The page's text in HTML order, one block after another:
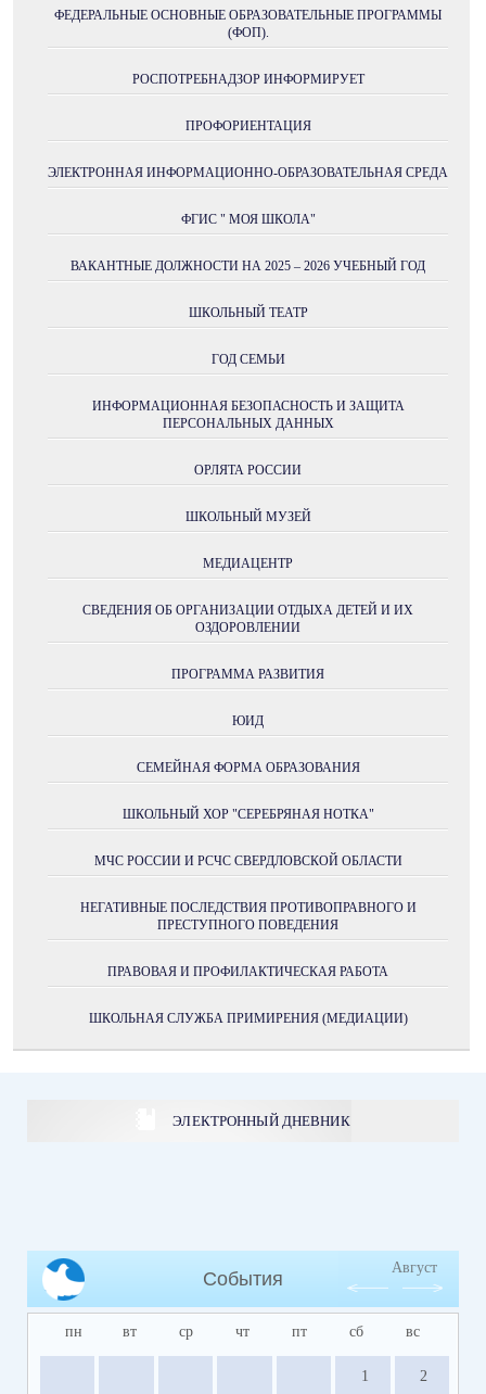
ФЕДЕРАЛЬНЫЕ ОСНОВНЫЕ ОБРАЗОВАТЕЛЬНЫЕ ПРОГРАММЫ
(ФОП).
РОСПОТРЕБНАДЗОР ИНФОРМИРУЕТ
ПРОФОРИЕНТАЦИЯ
ЭЛЕКТРОННАЯ ИНФОРМАЦИОННО-ОБРАЗОВАТЕЛЬНАЯ СРЕДА
ФГИС " МОЯ ШКОЛА"
ВАКАНТНЫЕ ДОЛЖНОСТИ НА 2025 – 2026 УЧЕБНЫЙ ГОД
ШКОЛЬНЫЙ ТЕАТР
ГОД СЕМЬИ
ИНФОРМАЦИОННАЯ БЕЗОПАСНОСТЬ И ЗАЩИТА
ПЕРСОНАЛЬНЫХ ДАННЫХ
ОРЛЯТА РОССИИ
ШКОЛЬНЫЙ МУЗЕЙ
МЕДИАЦЕНТР
СВЕДЕНИЯ ОБ ОРГАНИЗАЦИИ ОТДЫХА ДЕТЕЙ И ИХ
ОЗДОРОВЛЕНИИ
ПРОГРАММА РАЗВИТИЯ
ЮИД
СЕМЕЙНАЯ ФОРМА ОБРАЗОВАНИЯ
ШКОЛЬНЫЙ ХОР "СЕРЕБРЯНАЯ НОТКА"
МЧС РОССИИ И РСЧС СВЕРДЛОВСКОЙ ОБЛАСТИ
НЕГАТИВНЫЕ ПОСЛЕДСТВИЯ ПРОТИВОПРАВНОГО И
ПРЕСТУПНОГО ПОВЕДЕНИЯ
ПРАВОВАЯ И ПРОФИЛАКТИЧЕСКАЯ РАБОТА
ШКОЛЬНАЯ СЛУЖБА ПРИМИРЕНИЯ (МЕДИАЦИИ)
ЭЛЕКТРОННЫЙ ДНЕВНИК
События
Август
пн вт ср чт пт сб вс
1 2